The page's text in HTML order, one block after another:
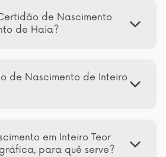
de Nascimento
de Haia?
de Nascimento de Inteiro
em Inteiro Teor
para quê serve?